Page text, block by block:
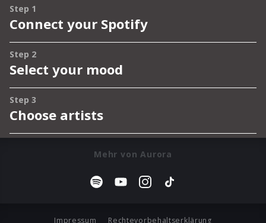
Mehr von Aurora
Impressum Rechtevorbehaltserklärung